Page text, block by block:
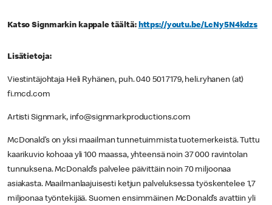
Katso Signmarkin kappale täältä: https://youtu.be/LcNy5N4kdzs
Lisätietoja:
Viestintäjohtaja Heli Ryhänen, puh. 040 501 7179, heli.ryhanen (at)
fi.mcd.com
Artisti Signmark, info@signmarkproductions.com
McDonald’s on yksi maailman tunnetuimmista tuotemerkeistä. Tuttu
kaarikuvio kohoaa yli 100 maassa, yhteensä noin 37 000 ravintolan
tunnuksena. McDonald’s palvelee päivittäin noin 70 miljoonaa
asiakasta. Maailmanlaajuisesti ketjun palveluksessa työskentelee 1,7
miljoonaa työntekijää. Suomen ensimmäinen McDonald’s avattiin yli